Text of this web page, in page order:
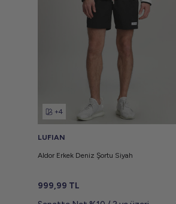
+4
LUFIAN
Aldor Erkek Deniz Şortu Siyah
999,99 TL